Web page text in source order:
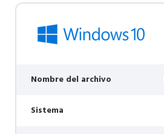
Nombre del archivo
Sistema